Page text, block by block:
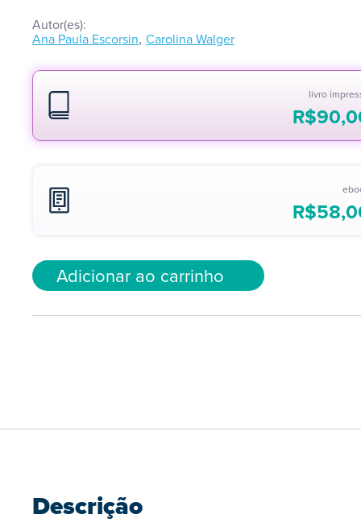
Autor(es):
Ana Paula Escorsin, Carolina Walger
livro
R$
R$
Adicionar ao carrinho
Descrição